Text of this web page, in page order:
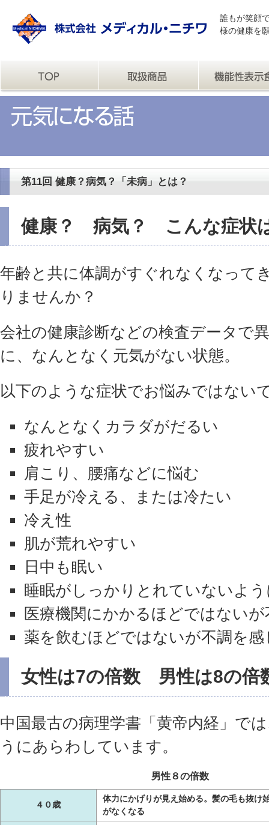
誰もが笑顔
様の健康を
第11回 健康？病気？「未病」とは？
健康？ 病気？ こんな症状
年齢と共に体調がすぐれなくなって
りませんか？
会社の健康診断などの検査データで
に、なんとなく元気がない状態。
以下のような症状でお悩みではない
なんとなくカラダがだるい
疲れやすい
肩こり、腰痛などに悩む
手足が冷える、または冷たい
冷え性
肌が荒れやすい
日中も眠い
睡眠がしっかりとれていないよ
医療機関にかかるほどではない
薬を飲むほどではないが不調を感
女性は7の倍数 男性は8の倍
中国最古の病理学書「黄帝内経」で
うにあらわしています。
男性８の倍数
４０歳
体力にかげりが見え始める。髪の毛も抜け
がなくなる